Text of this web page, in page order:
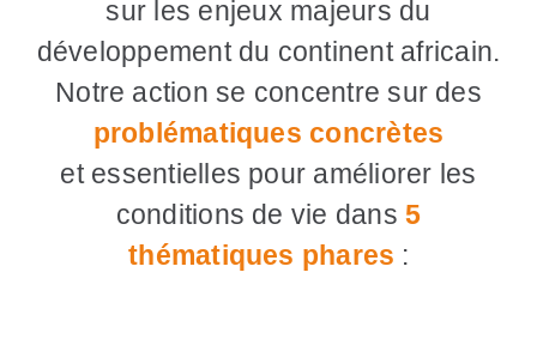
sur les enjeux majeurs du
développement du continent africain.
Notre action se concentre sur des
problématiques concrètes
et essentielles pour améliorer les
conditions de vie dans5
thématiques phares :